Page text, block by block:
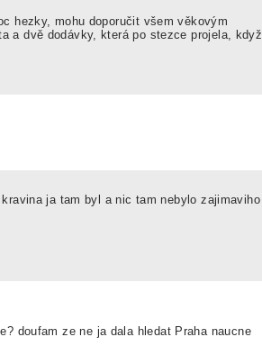
hezky, mohu doporučit všem věkovým
a dvě dodávky, která po stezce projela, když
ja tam byl a nic tam nebylo zajimaviho
doufam ze ne ja dala hledat Praha naucne